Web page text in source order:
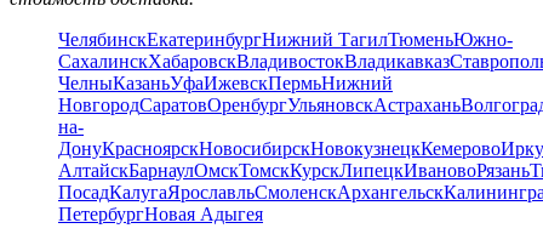
ЧелябинскЕкатеринбургНижний ТагилТюменьЮжно-
СахалинскХабаровскВладивостокВладикавказ
ЧелныКазаньУфаИжевскПермьНижний
НовгородСаратовОренбургУльяновскАстрахань
на-
ДонуКрасноярскНовосибирскНовокузнецкКемерово
АлтайскБарнаулОмскТомскКурскЛипецкИвановоРязань
ПосадКалугаЯрославльСмоленскАрхангельск
ПетербургНовая Адыгея